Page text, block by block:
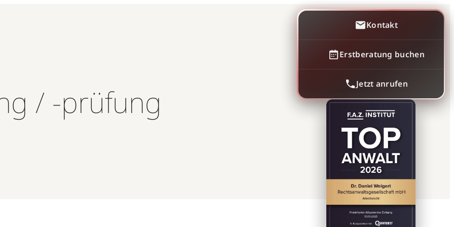
/ -prüfung
Kontakt
Erstberatung buchen
Jetzt anrufen